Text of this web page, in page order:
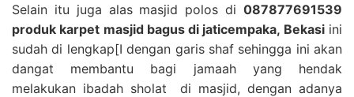
Selain itu juga alas masjid polos di 087877691539
produk karpet masjid bagus di jaticempaka, Bekasiini
sudah di lengkap[I dengan garis shaf sehingga ini akan
dangat membantu bagi jamaah yang hendak
melakukan ibadah sholat di masjid, dengan adanya